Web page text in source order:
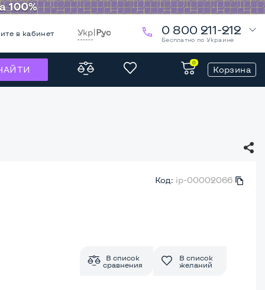
в кабинет Укр|Рус 0 800 211-212
Бесплатно по Украине
0
Корзина
Код: ip-00002066
В список
сравнения
В список
желаний